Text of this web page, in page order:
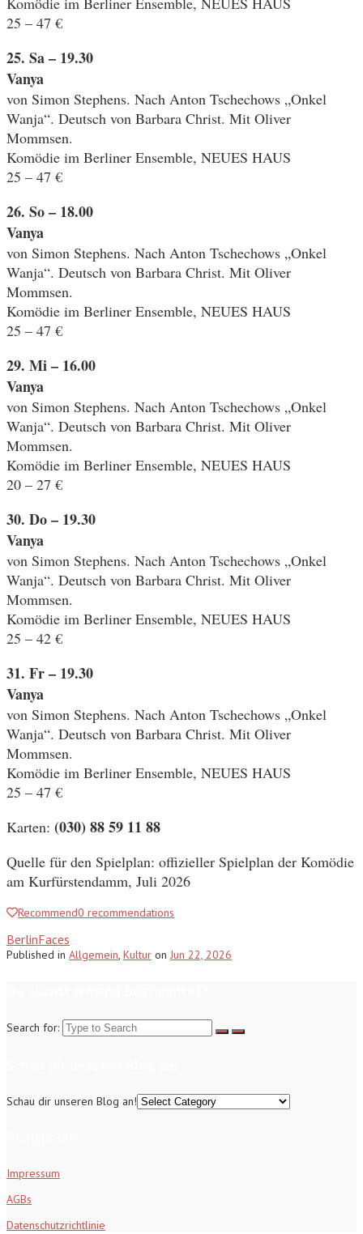
25 – 47 €
25. Sa – 19.30
Vanya
von Simon Stephens. Nach Anton Tschechows „Onkel
Wanja“. Deutsch von Barbara Christ. Mit Oliver
Mommsen.
Komödie im Berliner Ensemble, NEUES HAUS
25 – 47 €
26. So – 18.00
Vanya
von Simon Stephens. Nach Anton Tschechows „Onkel
Wanja“. Deutsch von Barbara Christ. Mit Oliver
Mommsen.
Komödie im Berliner Ensemble, NEUES HAUS
25 – 47 €
29. Mi – 16.00
Vanya
von Simon Stephens. Nach Anton Tschechows „Onkel
Wanja“. Deutsch von Barbara Christ. Mit Oliver
Mommsen.
Komödie im Berliner Ensemble, NEUES HAUS
20 – 27 €
30. Do – 19.30
Vanya
von Simon Stephens. Nach Anton Tschechows „Onkel
Wanja“. Deutsch von Barbara Christ. Mit Oliver
Mommsen.
Komödie im Berliner Ensemble, NEUES HAUS
25 – 42 €
31. Fr – 19.30
Vanya
von Simon Stephens. Nach Anton Tschechows „Onkel
Wanja“. Deutsch von Barbara Christ. Mit Oliver
Mommsen.
Komödie im Berliner Ensemble, NEUES HAUS
25 – 47 €
Karten: (030) 88 59 11 88
Quelle für den Spielplan: offizieller Spielplan der Komödie
am Kurfürstendamm, Juli 2026
Recommend0 recommendations
BerlinFaces
Published in Allgemein, Kultur on Jun 22, 2026
Search for:
Schau dir unseren Blog an!
Impressum
AGBs
Datenschutzrichtlinie